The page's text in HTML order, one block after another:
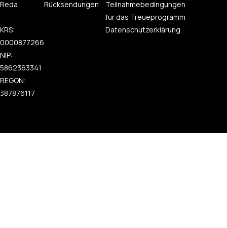
Reda
KRS:
0000877266
NIP:
5862363341
REGON:
387876117
Rücksendungen
Teilnahmebedingungen
für das Treueprogramm
Datenschutzerklärung